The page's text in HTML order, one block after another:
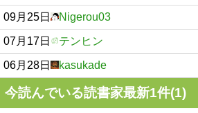
09月25日 Nigerou03
07月17日 テンヒン
06月28日 kasukade
今読んでいる読書家最新1件(1)